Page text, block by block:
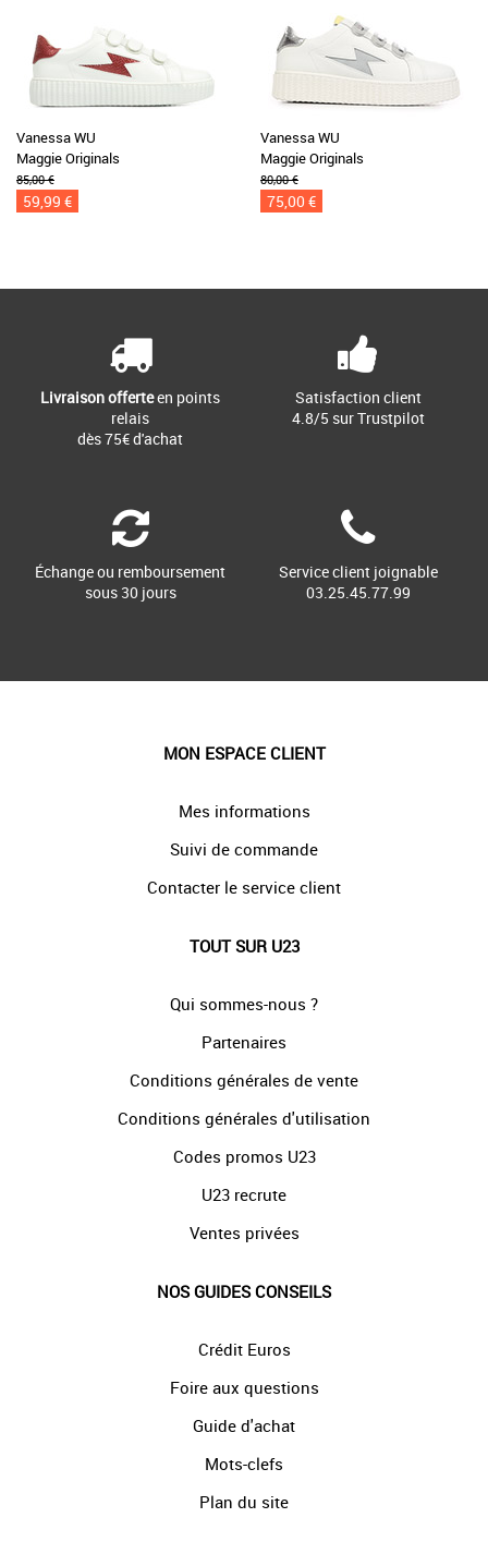
Vanessa WU
Maggie Originals
85,00 €
59,99 €
Vanessa WU
Maggie Originals
80,00 €
75,00 €
Livraison offerteen points
relais
dès 75€ d'achat
Satisfaction client
4.8/5 sur Trustpilot
Échange ou remboursement
sous 30 jours
Service client joignable
03.25.45.77.99
MON ESPACE CLIENT
Mes informations
Suivi de commande
Contacter le service client
TOUT SUR U23
Qui sommes-nous ?
Partenaires
Conditions générales de vente
Conditions générales d'utilisation
Codes promos U23
U23 recrute
Ventes privées
NOS GUIDES CONSEILS
Crédit Euros
Foire aux questions
Guide d'achat
Mots-clefs
Plan du site